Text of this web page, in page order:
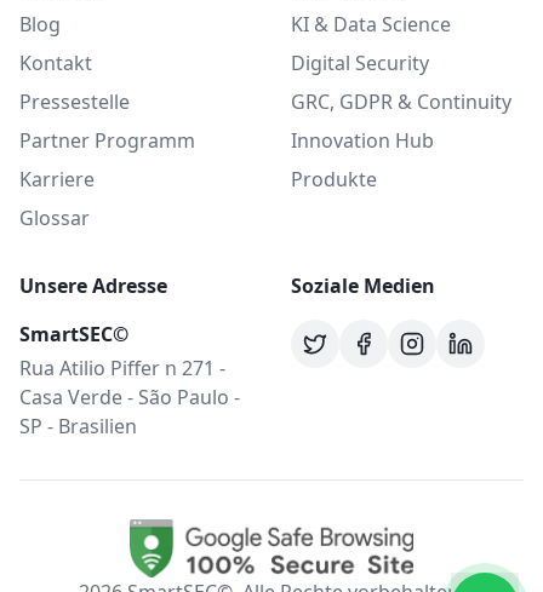
Blog
Kontakt
Pressestelle
Partner Programm
Karriere
Glossar
KI & Data Science
Digital Security
GRC, GDPR & Continuity
Innovation Hub
Produkte
Unsere Adresse
SmartSEC©
Rua Atilio Piffer n 271 -
Casa Verde - São Paulo -
SP - Brasilien
Soziale Medien